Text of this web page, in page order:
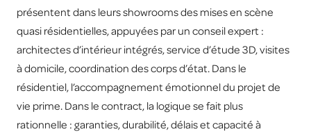
présentent dans leurs showrooms des mises en scène
quasi résidentielles, appuyées par un conseil expert :
architectes d’intérieur intégrés, service d’étude 3D, visites
à domicile, coordination des corps d’état. Dans le
résidentiel, l’accompagnement émotionnel du projet de
vie prime. Dans le contract, la logique se fait plus
rationnelle : garanties, durabilité, délais et capacité à